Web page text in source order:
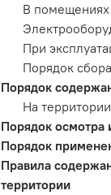
В помещениях
При
Порядок
Порядок
На
Порядок осмотра
Порядок
Правила
территории